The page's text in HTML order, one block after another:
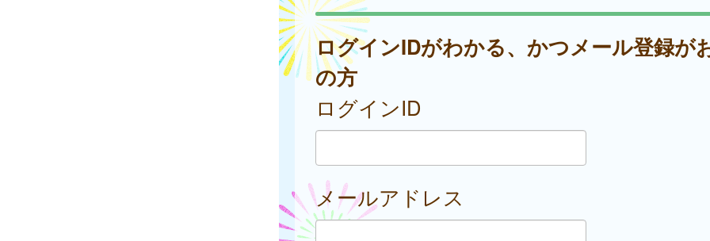
ログインIDがわかる、かつメール登録が
の方
ログインID
メールアドレス